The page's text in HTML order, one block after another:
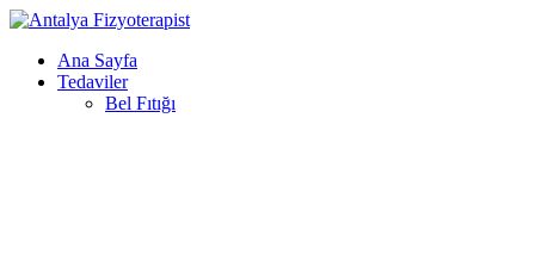
Ana Sayfa
Tedaviler
Bel Fıtığı